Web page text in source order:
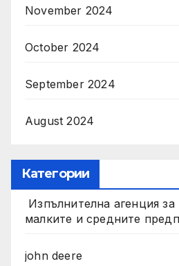
November 2024
October 2024
September 2024
August 2024
Категории
Изпълнителна агенция
малките и средните
john deere